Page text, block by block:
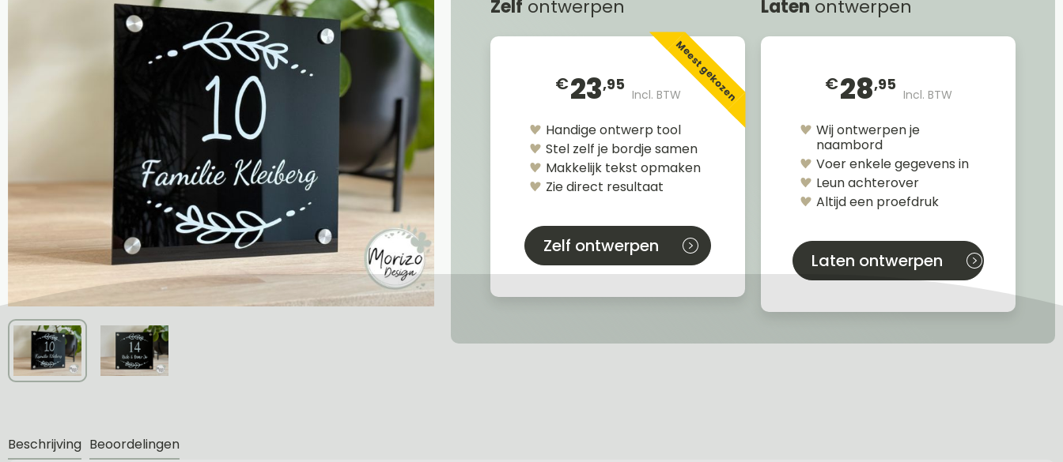
Zelf ontwerpen
€23,95
Incl. BTWMeest gekozen
Handige ontwerp tool
Stel zelf je bordje samen
Makkelijk tekst opmaken
Zie direct resultaat
Zelf ontwerpen
Laten ontwerpen
€28,95
Incl. BTW
Wij ontwerpen je
naambord
Voer enkele gegevens in
Leun achterover
Altijd een proefdruk
Laten ontwerpen
Beschrijving Beoordelingen